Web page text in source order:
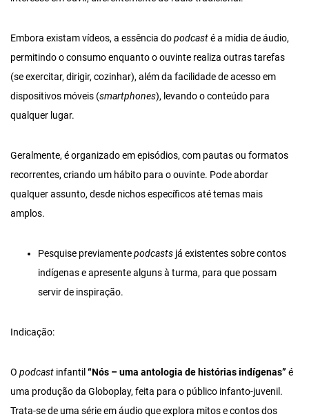
Embora existam vídeos, a essência dopodcasté a mídia de áudio,
permitindo o consumo enquanto o ouvinte realiza outras tarefas
(se exercitar, dirigir, cozinhar), além da facilidade de acesso em
dispositivos móveis (smartphones), levando o conteúdo para
qualquer lugar.
Geralmente, é organizado em episódios, com pautas ou formatos
recorrentes, criando um hábito para o ouvinte. Pode abordar
qualquer assunto, desde nichos específicos até temas mais
amplos.
Pesquise previamentepodcasts já existentes sobre contos
indígenas e apresente alguns à turma, para que possam
servir de inspiração.
Indicação:
O podcast infantil “Nós – uma antologia de histórias indígenas” é
uma produção da Globoplay, feita para o público infanto-juvenil.
Trata-se de uma série em áudio que explora mitos e contos dos